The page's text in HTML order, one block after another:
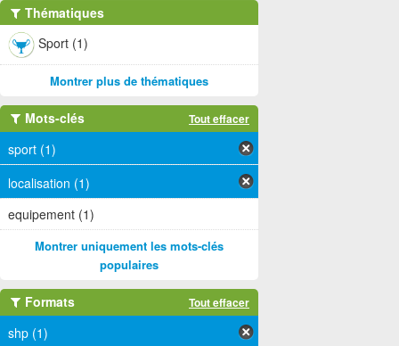
Thématiques
Sport (1)
Montrer plus de thématiques
Mots-clés Tout effacer
sport (1)
localisation (1)
equipement (1)
Montrer uniquement les mots-clés
populaires
Formats Tout effacer
shp (1)